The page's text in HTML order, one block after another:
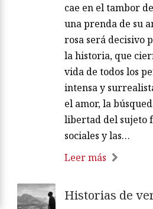
cae en el tambor
una prenda de su
rosa será decisivo
la historia, que
vida de todos los
intensa y
el amor, la
libertad del sujeto
sociales y las…
Leer más
Historias de